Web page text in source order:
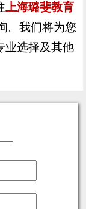
上海璐斐教育
。我们将为您
业选择及其他
——